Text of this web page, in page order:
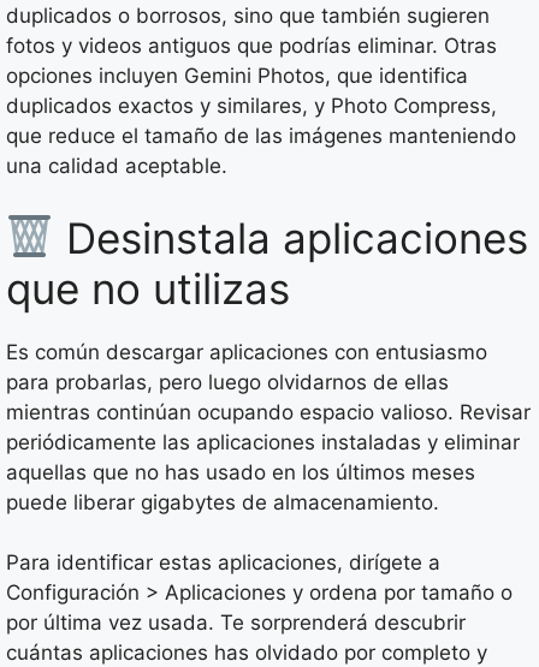
duplicados o borrosos, sino que también sugieren
fotos y videos antiguos que podrías eliminar. Otras
opciones incluyen Gemini Photos, que identifica
duplicados exactos y similares, y Photo Compress,
que reduce el tamaño de las imágenes manteniendo
una calidad aceptable.
Desinstala aplicaciones
que no utilizas
Es común descargar aplicaciones con entusiasmo
para probarlas, pero luego olvidarnos de ellas
mientras continúan ocupando espacio valioso. Revisar
periódicamente las aplicaciones instaladas y eliminar
aquellas que no has usado en los últimos meses
puede liberar gigabytes de almacenamiento.
Para identificar estas aplicaciones, dirígete a
Configuración > Aplicaciones y ordena por tamaño o
por última vez usada. Te sorprenderá descubrir
cuántas aplicaciones has olvidado por completo y